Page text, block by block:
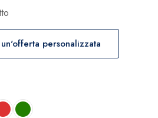
personalizzata